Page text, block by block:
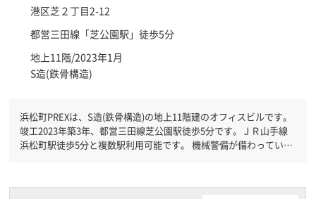
港区芝２丁目2-12
都営三田線「芝公園駅 」徒歩5分
地上11階/2023年1月
S造(鉄骨構造)
浜松町PREXは、S造(鉄骨構造)の地上11階建のオフィスビルです。
竣工2023年築3年、都営三田線芝公園駅徒歩5分です。ＪＲ山手線
浜松町駅徒歩5分と複数駅利用可能です。 機械警備が備わっていま
ので、車を利用されるお客様には使いやすいです。ＥＶが複数基あ